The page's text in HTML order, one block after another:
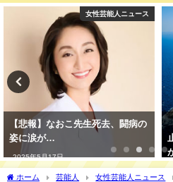
女性芸能人ニュース
【悲報】なおこ先生死去、闘病の
姿に涙が…
2025年5月17日
ホーム 芸能人 女性芸能人ニュース